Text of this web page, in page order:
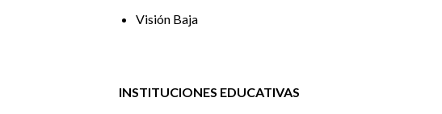
Visión Baja
INSTITUCIONES EDUCATIVAS